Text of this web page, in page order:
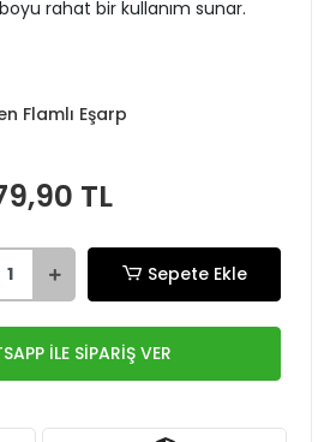
rahat bir kullanım sunar.
Flamlı Eşarp
TL
Sepete Ekle
İLE SİPARİŞ VER